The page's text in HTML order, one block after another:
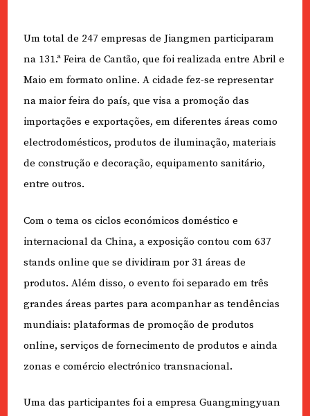
Um total de 247 empresas de Jiangmen participaram
na 131.ª Feira de Cantão, que foi realizada entre Abril e
Maio em formato online. A cidade fez-se representar
na maior feira do país, que visa a promoção das
importações e exportações, em diferentes áreas como
electrodomésticos, produtos de iluminação, materiais
de construção e decoração, equipamento sanitário,
entre outros.
Com o tema os ciclos económicos doméstico e
internacional da China, a exposição contou com 637
stands online que se dividiram por 31 áreas de
produtos. Além disso, o evento foi separado em três
grandes áreas partes para acompanhar as tendências
mundiais: plataformas de promoção de produtos
online, serviços de fornecimento de produtos e ainda
zonas e comércio electrónico transnacional.
Uma das participantes foi a empresa Guangmingyuan